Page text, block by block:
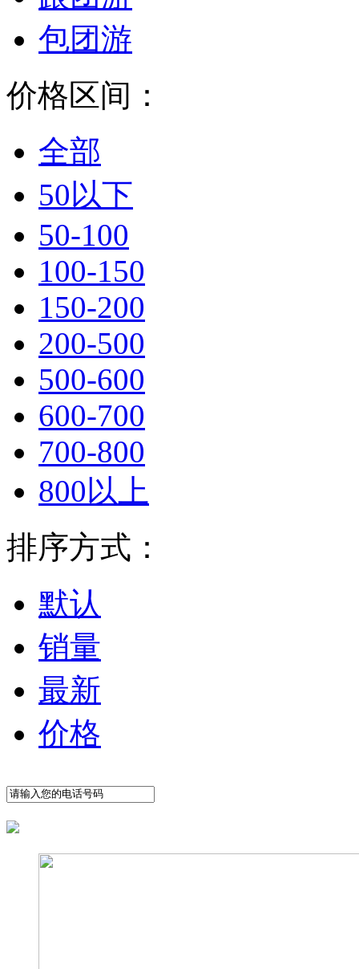
包团游
价格区间：
全部
50以下
50-100
100-150
150-200
200-500
500-600
600-700
700-800
800以上
排序方式：
默认
销量
最新
价格